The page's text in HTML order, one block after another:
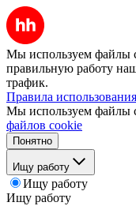
Мы используем файлы
правильную работу
трафик.
Правила
Мы используем файлы
файлов cookie
Понятно
Ищу работу
Ищу работу
Ищу работу